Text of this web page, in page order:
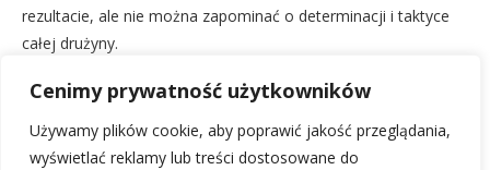
Cenimy prywatność użytkowników
Używamy plików cookie, aby poprawić jakość przeglądania,
wyświetlać reklamy lub treści dostosowane do
rezultacie, ale nie można zapominać o determinacji i taktyce
całej drużyny.
Polecamy również te artykuły: